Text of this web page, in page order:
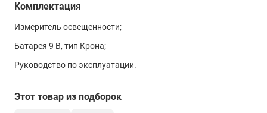
18 часов(непрерывная работа)
0 ~ 40 ° C. 10% ~ 90% Отн. влажности
Температура хранения и влажность
Комплектация
Измеритель освещенности;
Батарея 9 В, тип Крона;
Руководство по эксплуатации.
Этот товар из подборок